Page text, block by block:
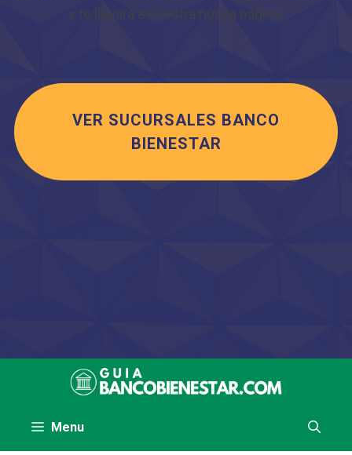
y te llevará a nuestra nueva página.
VER SUCURSALES BANCO
BIENESTAR
Menu